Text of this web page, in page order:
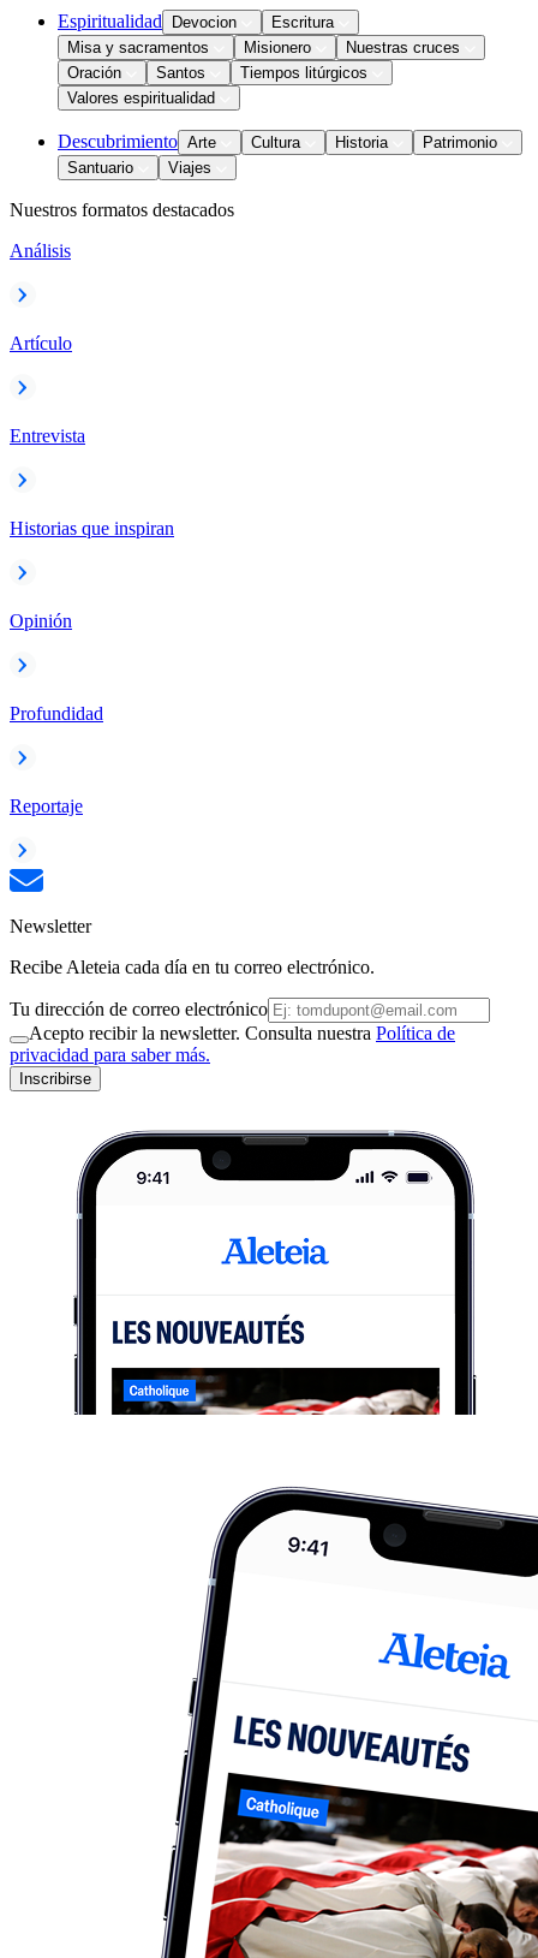
Espiritualidad Devocion
Escritura
Misa y sacramentos
Misionero
Nuestras cruces
Oración
Santos
Tiempos litúrgicos
Valores espiritualidad
Descubrimiento Arte Cultura Historia
Patrimonio
Santuario
Viajes
Nuestros formatos destacados
Análisis
Artículo
Entrevista
Historias que inspiran
Opinión
Profundidad
Reportaje
Newsletter
Recibe Aleteia cada día en tu correo electrónico.
Tu dirección de correo electrónico
Acepto recibir la newsletter. Consulta nuestra Política de
privacidad para saber más.
Inscribirse